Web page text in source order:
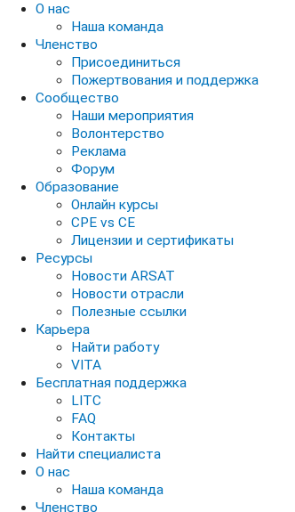
О нас
Наша команда
Членство
Присоединиться
Пожертвования и поддержка
Сообщество
Наши мероприятия
Волонтерство
Реклама
Форум
Образование
Онлайн курсы
CPE vs CE
Лицензии и сертификаты
Ресурсы
Новости ARSAT
Новости отрасли
Полезные ссылки
Карьера
Найти работу
VITA
Бесплатная поддержка
LITC
FAQ
Контакты
Найти специалиста
О нас
Наша команда
Членство